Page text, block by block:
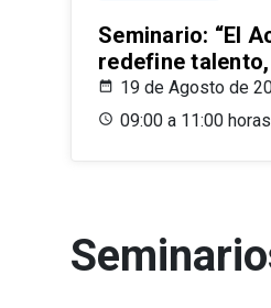
Seminario: “El
redefine
19 de Agosto de
09:00 a 11:00 horas